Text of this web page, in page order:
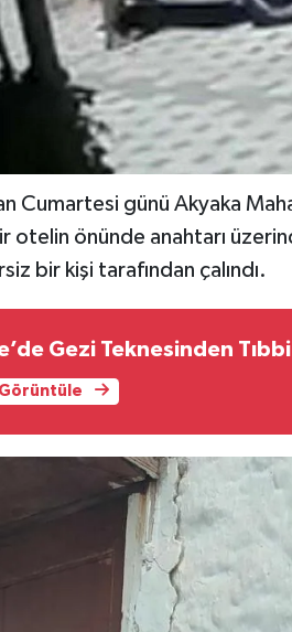
Cumartesi günü Akyaka
önünde anahtarı
bir kişi tarafından çalındı.
Gezi Teknesinden Tıbbi